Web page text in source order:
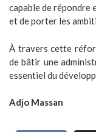
capable de répondre
et de porter les
À travers cette
de bâtir une
essentiel du
Adjo Massan